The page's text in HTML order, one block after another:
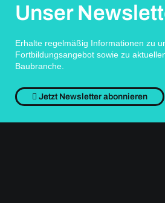
Unser
Erhalte regelmäßig Informationen zu
Fortbildungsangebot sowie zu
Baubranche.
Jetzt Newsletter abonnieren